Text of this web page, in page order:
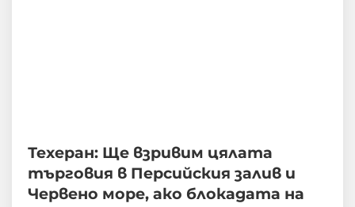
Техеран: Ще взривим цялата
търговия в Персийския залив и
Червено море, ако блокадата на